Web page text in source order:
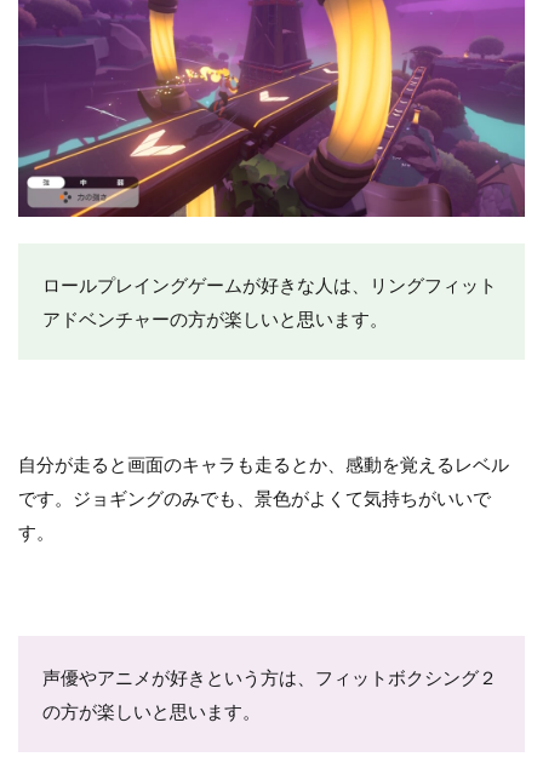
ロールプレイングゲームが好きな人は、リングフィット
アドベンチャーの方が楽しいと思います。
自分が走ると画面のキャラも走るとか、感動を覚えるレベル
です。ジョギングのみでも、景色がよくて気持ちがいいで
す。
声優やアニメが好きという方は、フィットボクシング２
の方が楽しいと思います。